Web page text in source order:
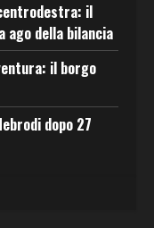
il
ago della bilancia
il borgo
dopo 27